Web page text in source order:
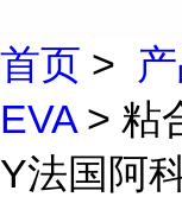
首页 >
EVA> 粘
Y法国阿